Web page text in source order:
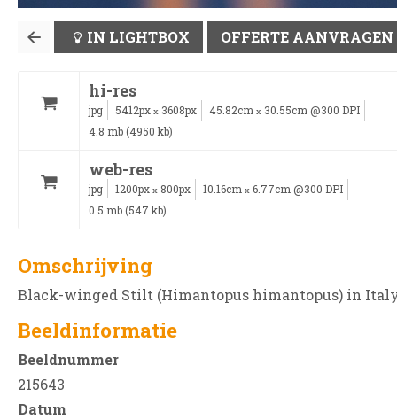
IN LIGHTBOX OFFERTE AANVRAGEN
hi-res
jpg 5412px x 3608px 45.82cm x 30.55cm @300 DPI
4.8 mb (4950 kb)
web-res
jpg 1200px x 800px 10.16cm x 6.77cm @300 DPI
0.5 mb (547 kb)
Omschrijving
Black-winged Stilt (Himantopus himantopus) in
Beeldinformatie
Beeldnummer
215643
Datum